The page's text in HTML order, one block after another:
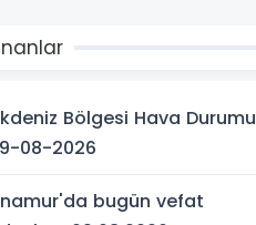
Bölgesi Hava Durumu
08-2026
bugün vefat